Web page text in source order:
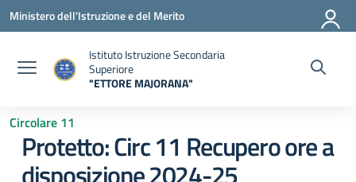
Vai ai contenuti
Vai al menu di navigazione
Vai al footer
Ministero dell'Istruzione e del Merito
Istituto Istruzione Secondaria
Superiore
"ETTORE MAJORANA"
Circolare 11
Protetto: Circ 11 Recupero ore a